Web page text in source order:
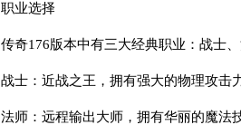
职业选择
传奇176版本中有三大经典职业：战士、
战士：近战之王，拥有强大的物理攻击
法师：远程输出大师，拥有华丽的魔法